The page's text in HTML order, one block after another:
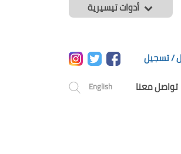
أدوات تيسيرية
/ تسجيل
English تواصل معنا